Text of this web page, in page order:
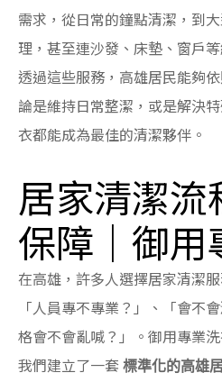
需求，從日常的鐘點清潔，到
理，甚至連沙發、床墊、窗戶
透過這些服務，高雄居民能夠
論是維持日常整潔，或是解決
衣都能成為最佳的清潔夥伴。
居家清潔流
保障｜御用
在高雄，許多人選擇居家清潔
「人員專不專業？」、「會不
格會不會亂喊？」。御用專業
我們建立了一套 標準化的高雄